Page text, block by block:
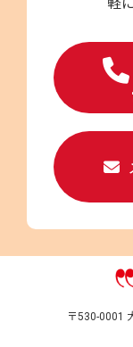
〒530-0001